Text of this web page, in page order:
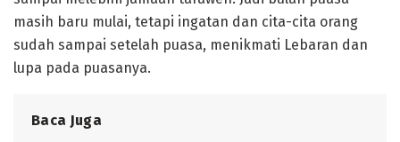
masih baru mulai, tetapi ingatan dan cita-cita orang
sudah sampai setelah puasa, menikmati Lebaran dan
lupa pada puasanya.
Baca Juga